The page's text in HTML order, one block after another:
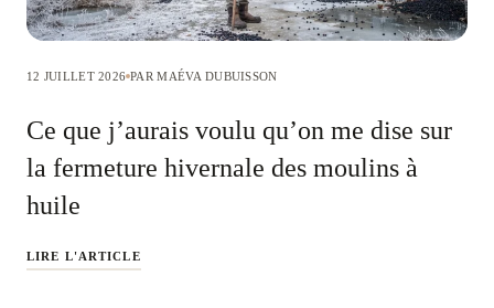
12 JUILLET 2026 PAR MAÉVA DUBUISSON
Ce que j’aurais voulu qu’on me dise sur
la fermeture hivernale des moulins à
huile
LIRE L'ARTICLE